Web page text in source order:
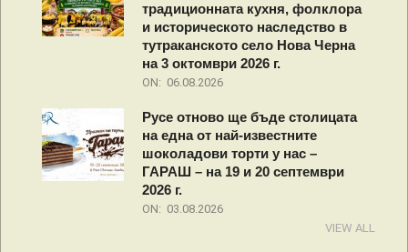
традиционната кухня, фолклора
и историческото наследство в
тутраканското село Нова Черна
на 3 октомври 2026 г.
ON: 06.08.2026
Русе отново ще бъде столицата
на една от най-известните
шоколадови торти у нас –
ГАРАШ – на 19 и 20 септември
2026 г.
ON: 03.08.2026
VIEW ALL